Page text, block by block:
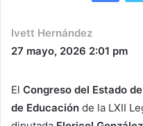
Ivett Hernández
27 mayo, 2026 2:01 pm
El Congreso del Estado
de Educación de la LXII